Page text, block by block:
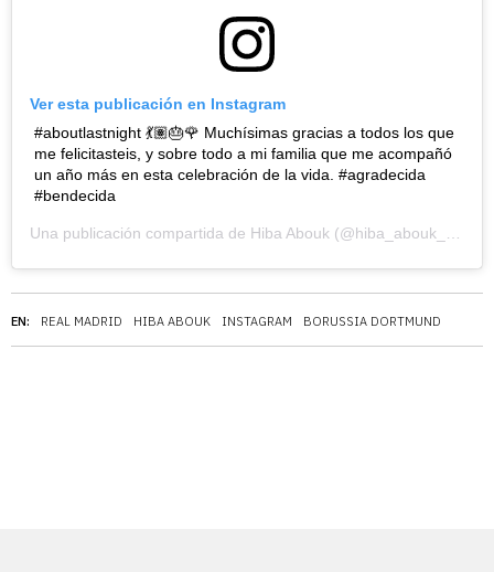
EN: REAL MADRID HIBA ABOUK INSTAGRAM BORUSSIA DORTMUND
Ver esta publicación en Instagram
#aboutlastnight 💃🏽🎂🌹 Muchísimas gracias a todos los que
me felicitasteis, y sobre todo a mi familia que me acompañó
un año más en esta celebración de la vida. #agradecida
#bendecida
Una publicación compartida de Hiba Abouk (@hiba_abouk_) el